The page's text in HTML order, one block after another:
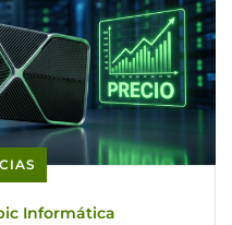
Informática